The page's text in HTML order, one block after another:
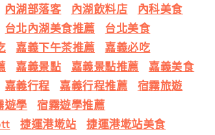
內湖部落客 內湖飲料店
內科美食
台北內湖美食推薦
台北美食
嘉義下午茶推薦
嘉義必吃
嘉義景點 嘉義景點推薦
嘉義美食
嘉義行程 嘉義行程推薦
宿霧旅遊
遊學
宿霧遊學推薦
捷運港墘站
捷運港墘站美食